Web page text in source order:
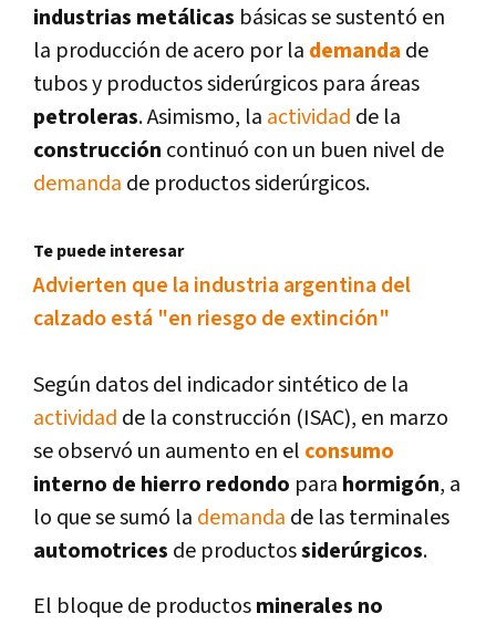
industrias metálicas básicas se sustentó en
la producción de acero por la demanda de
tubos y productos siderúrgicos para áreas
petroleras. Asimismo, la actividad de la
construcción continuó con un buen nivel de
demanda de productos siderúrgicos.
Te puede interesar
Advierten que la industria argentina del
calzado está "en riesgo de extinción"
Según datos del indicador sintético de la
actividad de la construcción (ISAC), en marzo
se observó un aumento en el consumo
interno de hierro redondo para hormigón, a
lo que se sumó la demanda de las terminales
automotrices de productossiderúrgicos.
El bloque de productosminerales no